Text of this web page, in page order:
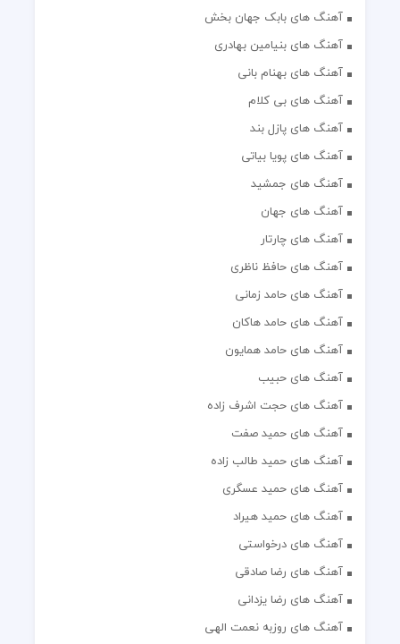
آهنگ های بابک جهان بخش
آهنگ های بنیامین بهادری
آهنگ های بهنام بانی
آهنگ های بی کلام
آهنگ های پازل بند
آهنگ های پویا بیاتی
آهنگ های جمشید
آهنگ های جهان
آهنگ های چارتار
آهنگ های حافظ ناظری
آهنگ های حامد زمانی
آهنگ های حامد هاکان
آهنگ های حامد همایون
آهنگ های حبیب
آهنگ های حجت اشرف زاده
آهنگ های حمید صفت
آهنگ های حمید طالب زاده
آهنگ های حمید عسگری
آهنگ های حمید هیراد
آهنگ های درخواستی
آهنگ های رضا صادقی
آهنگ های رضا یزدانی
آهنگ های روزبه نعمت الهی